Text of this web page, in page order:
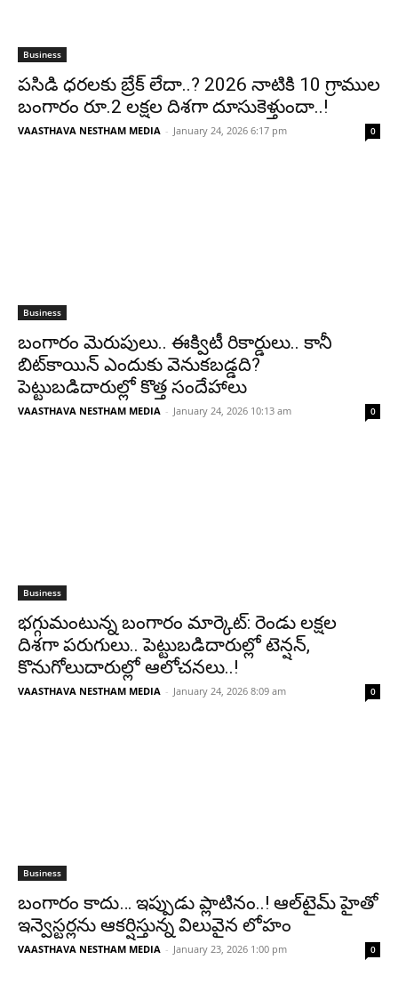
Business
పసిడి ధరలకు బ్రేక్ లేదా..? 2026 నాటికి 10 గ్రాముల
బంగారం రూ.2 లక్షల దిశగా దూసుకెళ్తుందా..!
VAASTHAVA NESTHAM MEDIA - January 24, 2026 6:17 pm 0
Business
బంగారం మెరుపులు.. ఈక్విటీ రికార్డులు.. కానీ
బిట్‌కాయిన్ ఎందుకు వెనుకబడ్డది?
పెట్టుబడిదారుల్లో కొత్త సందేహాలు
VAASTHAVA NESTHAM MEDIA - January 24, 2026 10:13 am 0
Business
భగ్గుమంటున్న బంగారం మార్కెట్‌: రెండు లక్షల
దిశగా పరుగులు.. పెట్టుబడిదారుల్లో టెన్షన్,
కొనుగోలుదారుల్లో ఆలోచనలు..!
VAASTHAVA NESTHAM MEDIA - January 24, 2026 8:09 am 0
Business
బంగారం కాదు… ఇప్పుడు ప్లాటినం..! ఆల్‌టైమ్ హైతో
ఇన్వెస్టర్లను ఆకర్షిస్తున్న విలువైన లోహం
VAASTHAVA NESTHAM MEDIA - January 23, 2026 1:00 pm 0